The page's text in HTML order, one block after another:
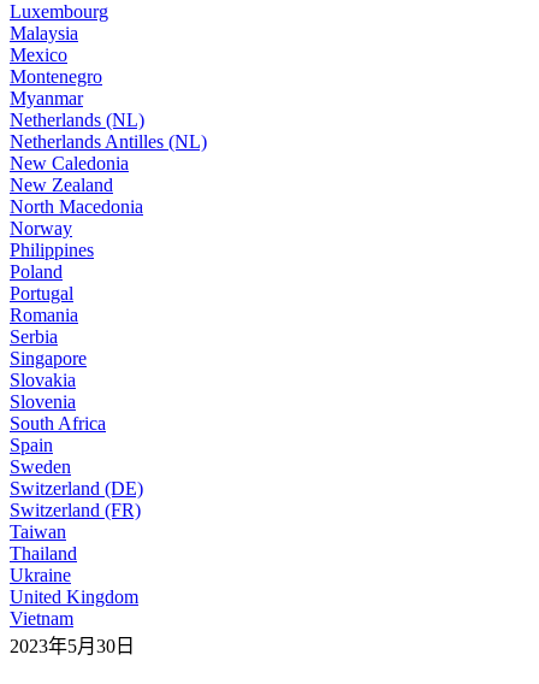
Luxembourg
Malaysia
Mexico
Montenegro
Myanmar
Netherlands (NL)
Netherlands Antilles (NL)
New Caledonia
New Zealand
North Macedonia
Norway
Philippines
Poland
Portugal
Romania
Serbia
Singapore
Slovakia
Slovenia
South Africa
Spain
Sweden
Switzerland (DE)
Switzerland (FR)
Taiwan
Thailand
Ukraine
United Kingdom
Vietnam
2023年5月30日